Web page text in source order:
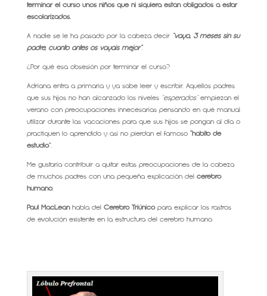
terminar el curso unos niños que ni siquiera están obligados a estar
escolarizados.
A nadie se le ha pasado por la cabeza decir “vaya, 3 meses sin su
padre, cuanto antes os vayáis mejor”.
¿Por qué esa obsesión por terminar el curso?
Adriana entra a primaria y ya sabe leer y escribir. Aquellos padres
que sus hijos no han alcanzado los niveles “esperados”empiezan el
verano con preocupaciones innecesarias pensando en qué manual
utilizar durante las vacaciones para que sus hijos se pongan al día o
practiquen lo aprendido y así no pierdan el famoso “hábito de
estudio”.
Me gustaría contribuir a quitar estas preocupaciones de la cabeza
de muchos padres con una pequeña explicación del cerebro
humano.
Paul MacLeanhabla delCerebro Triúnicopara explicar los rastros
de evolución existente en la estructura del cerebro humano.